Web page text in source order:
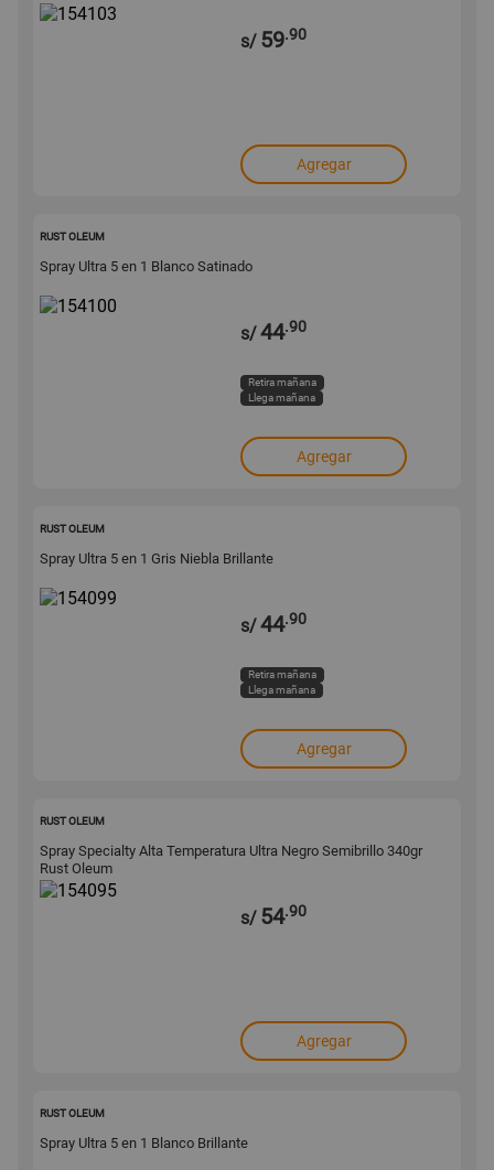
s/ 59.90
Agregar
RUST OLEUM
Spray Ultra 5 en 1 Blanco Satinado
s/44.90
Retira mañana
Llega mañana
Agregar
RUST OLEUM
Spray Ultra 5 en 1 Gris Niebla Brillante
s/44.90
Retira mañana
Llega mañana
Agregar
RUST OLEUM
Spray Specialty Alta Temperatura Ultra Negro Semibrillo 340gr
Rust Oleum
s/ 54.90
Agregar
RUST OLEUM
Spray Ultra 5 en 1 Blanco Brillante